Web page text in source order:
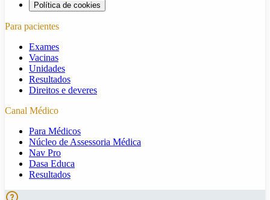
Política de cookies
Para pacientes
Exames
Vacinas
Unidades
Resultados
Direitos e deveres
Canal Médico
Para Médicos
Núcleo de Assessoria Médica
Nav Pro
Dasa Educa
Resultados